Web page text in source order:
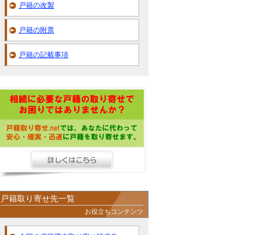
戸籍の改製
戸籍の附票
戸籍の記載事項
戸籍取り寄せ先一覧
お役立ちコンテンツ